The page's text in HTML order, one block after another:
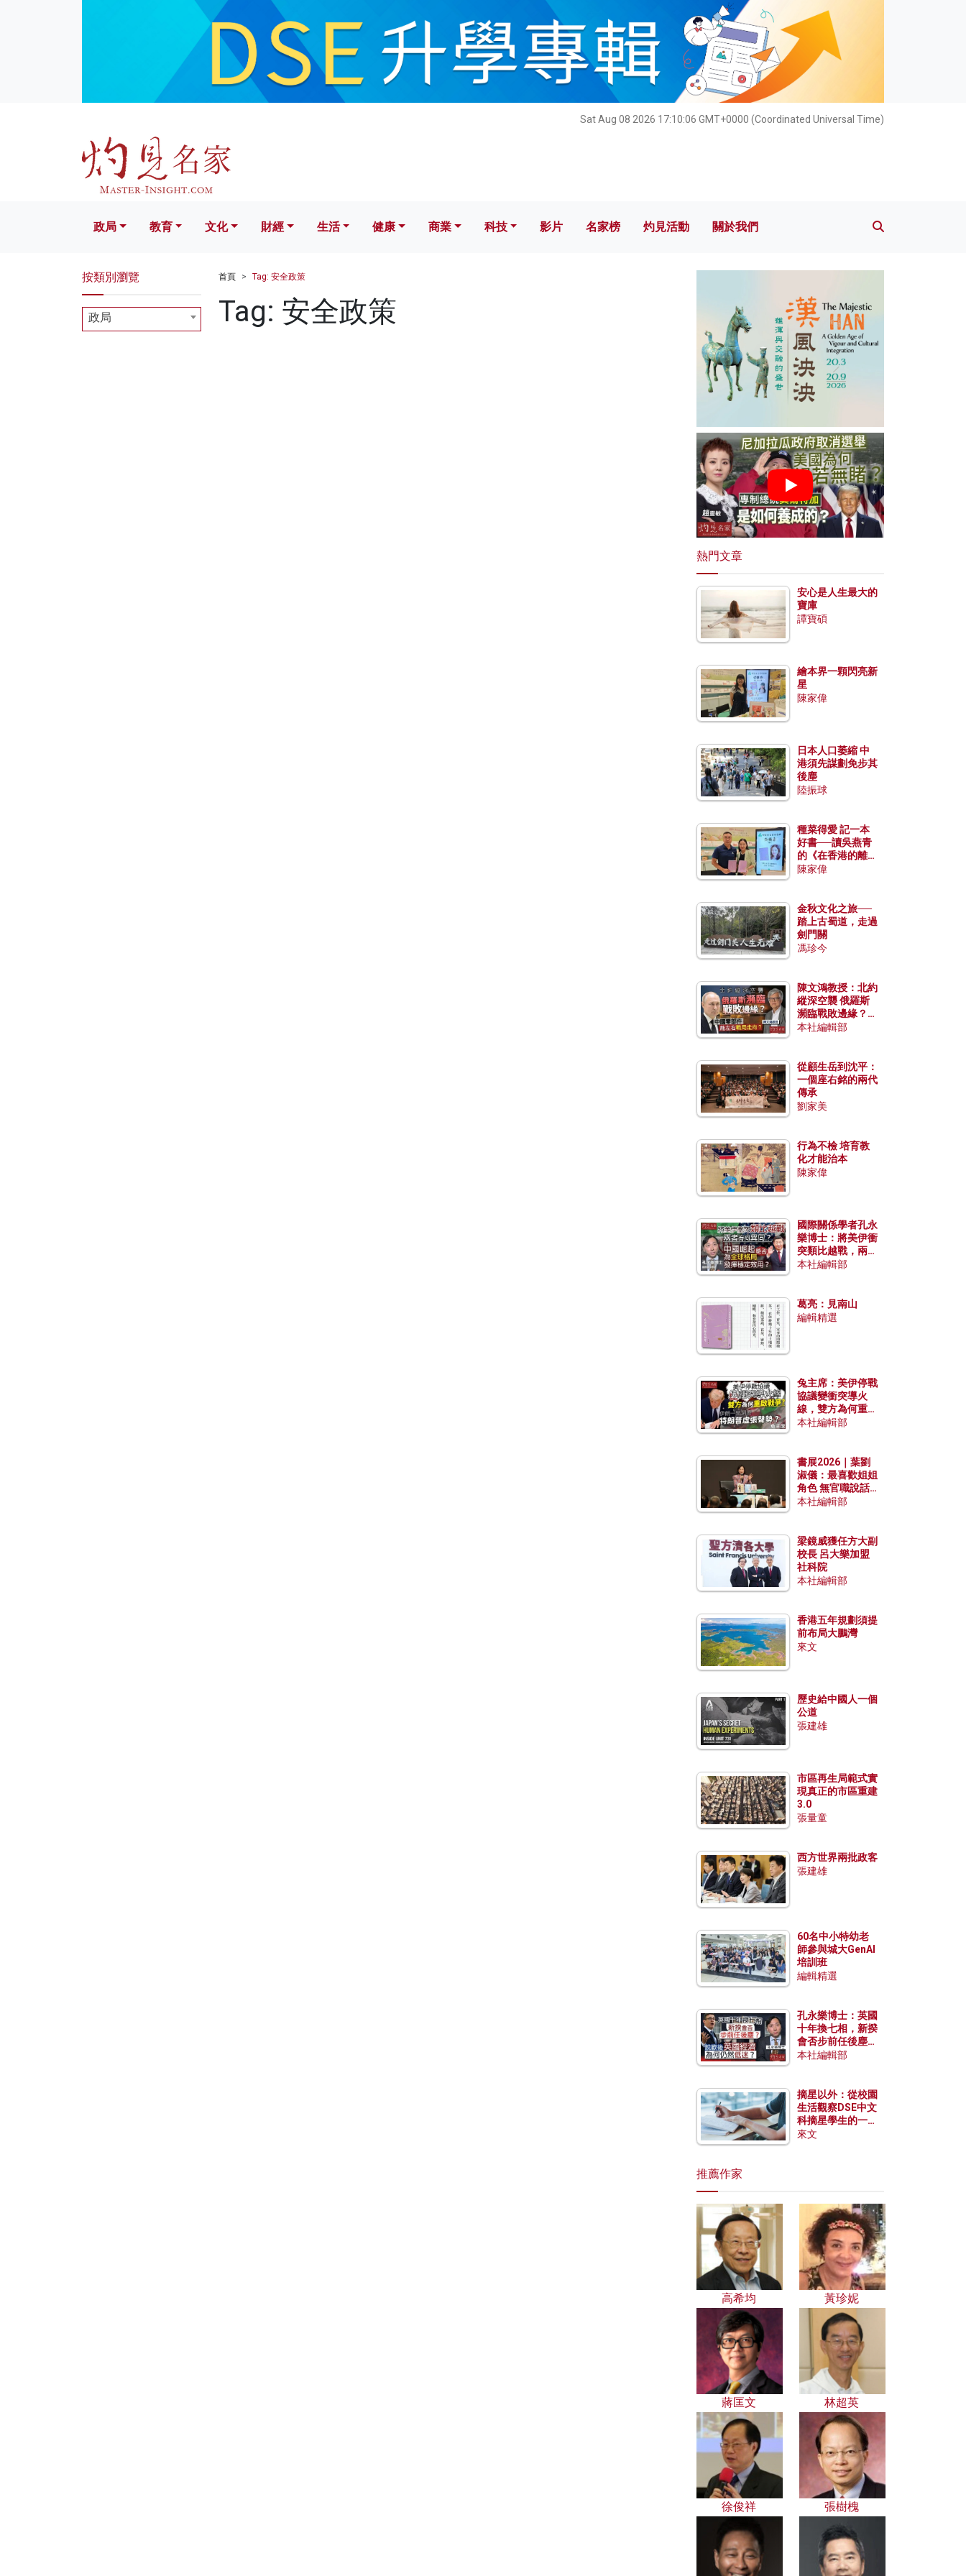
Sat Aug 08 2026 17:10:07 GMT+0000 (Coordinated Universal Time)
文化 財經 生活 健康 科技 影片 名家榜 灼見活動 關於我們
政局 教育 文化 財經 生活 健康 商業 科技 影片 名家榜 灼見活動 關於我們
首頁 Tag: 安全政策
Tag: 安全政策
按類別瀏覽
政局
熱門文章
安心是人生最大的
寶庫
譚寶碩
繪本界一顆閃亮新
星
陳家偉
日本人口萎縮 中
港須先謀劃免步其
後塵
陸振球
種菜得愛 記一本
好書──讀吳燕青
的《在香港的離島
種菜》
陳家偉
金秋文化之旅──
踏上古蜀道，走過
劍門關
馮珍今
陳文鴻教授：北約
縱深空襲 俄羅斯
瀕臨戰敗邊緣？中
國零部件能左右戰
本社編輯部
從顧生岳到沈平：
一個座右銘的兩代
傳承
劉家美
行為不檢 培育教
化才能治本
陳家偉
國際關係學者孔永
樂博士：將美伊衝
突類比越戰，兩者
有何異同？中國崛
本社編輯部
葛亮：見南山
編輯精選
兔主席：美伊停戰
協議變衝突導火
線，雙方為何重啟
戰爭？伊朗一早洞
本社編輯部
書展2026｜葉劉
淑儀：最喜歡姐姐
角色 無官職說話
包袱少
本社編輯部
梁鏡威獲任方大副
校長 呂大樂加盟
社科院
本社編輯部
香港五年規劃須提
前布局大鵬灣
來文
歷史給中國人一個
公道
張建雄
市區再生局範式實
現真正的市區重建
3.0
張量童
西方世界兩批政客
張建雄
60名中小特幼老
師參與城大GenAI
培訓班
編輯精選
孔永樂博士：英國
十年換七相，新揆
會否步前任後塵？
脫歐後英國經濟為
本社編輯部
摘星以外：從校園
生活觀察DSE中文
科摘星學生的一點
特質
來文
推薦作家
高希均 黃珍妮
蔣匡文 林超英
徐俊祥 張樹槐